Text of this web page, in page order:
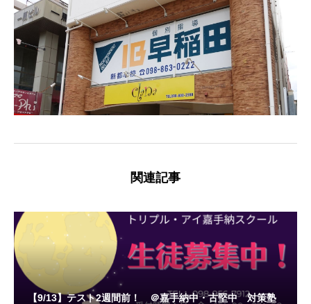
関連記事
【9/13】テスト2週間前！ ＠嘉手納中・古堅中 対策塾